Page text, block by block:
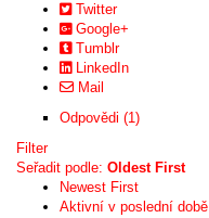
Twitter
Google+
Tumblr
LinkedIn
Mail
Odpovědi (1)
Filter
Seřadit podle: Oldest First
Newest First
Aktivní v poslední době